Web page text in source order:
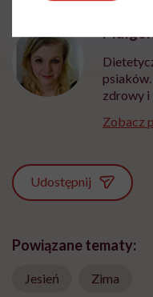
zdrowy
Zobacz
Udostępnij
Powiązane tematy:
Jesień Zima